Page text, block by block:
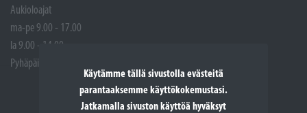
Käytämme tällä sivustolla evästeitä
parantaaksemme käyttökokemustasi.
Jatkamalla sivuston käyttöä hyväksyt
Aukioloajat
ma-pe 9.00 - 17.00
la 9.00 - 14.00
Pyhäpäivät suljettuna